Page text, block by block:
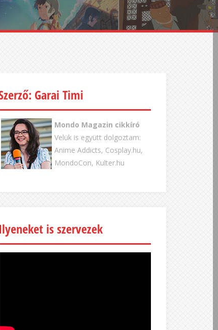
Garai Timi
Mondo Magazin cikkíró
Velük is együtt dolgoztam:
Anime Addicts, Cosplay.hu,
MondoCon, Kulter.hu
Ilyeneket is szervezek